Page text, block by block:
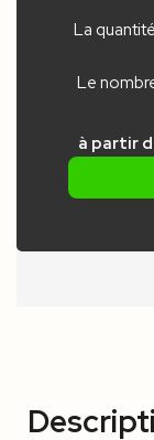
La
Le
à partir